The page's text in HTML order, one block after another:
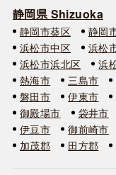
静岡県 Shizuoka
静岡市葵区 静岡
浜松市中区
浜松
浜松市浜北区
浜
熱海市
三島市
磐田市
伊東市
御殿場市
袋井市
伊豆市
御前崎市
加茂郡
田方郡